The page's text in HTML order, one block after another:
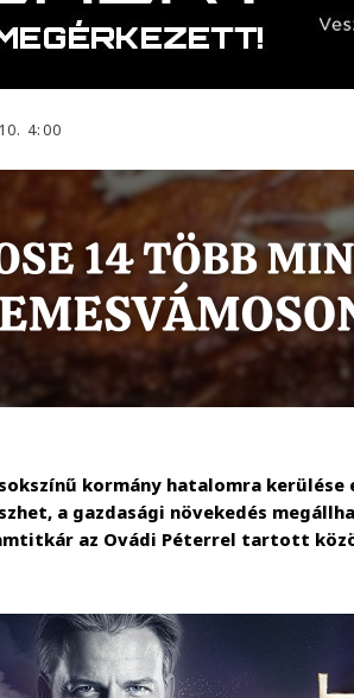
4:00
kormány hatalomra kerülése
a gazdasági növekedés
az Ovádi Péterrel tartott